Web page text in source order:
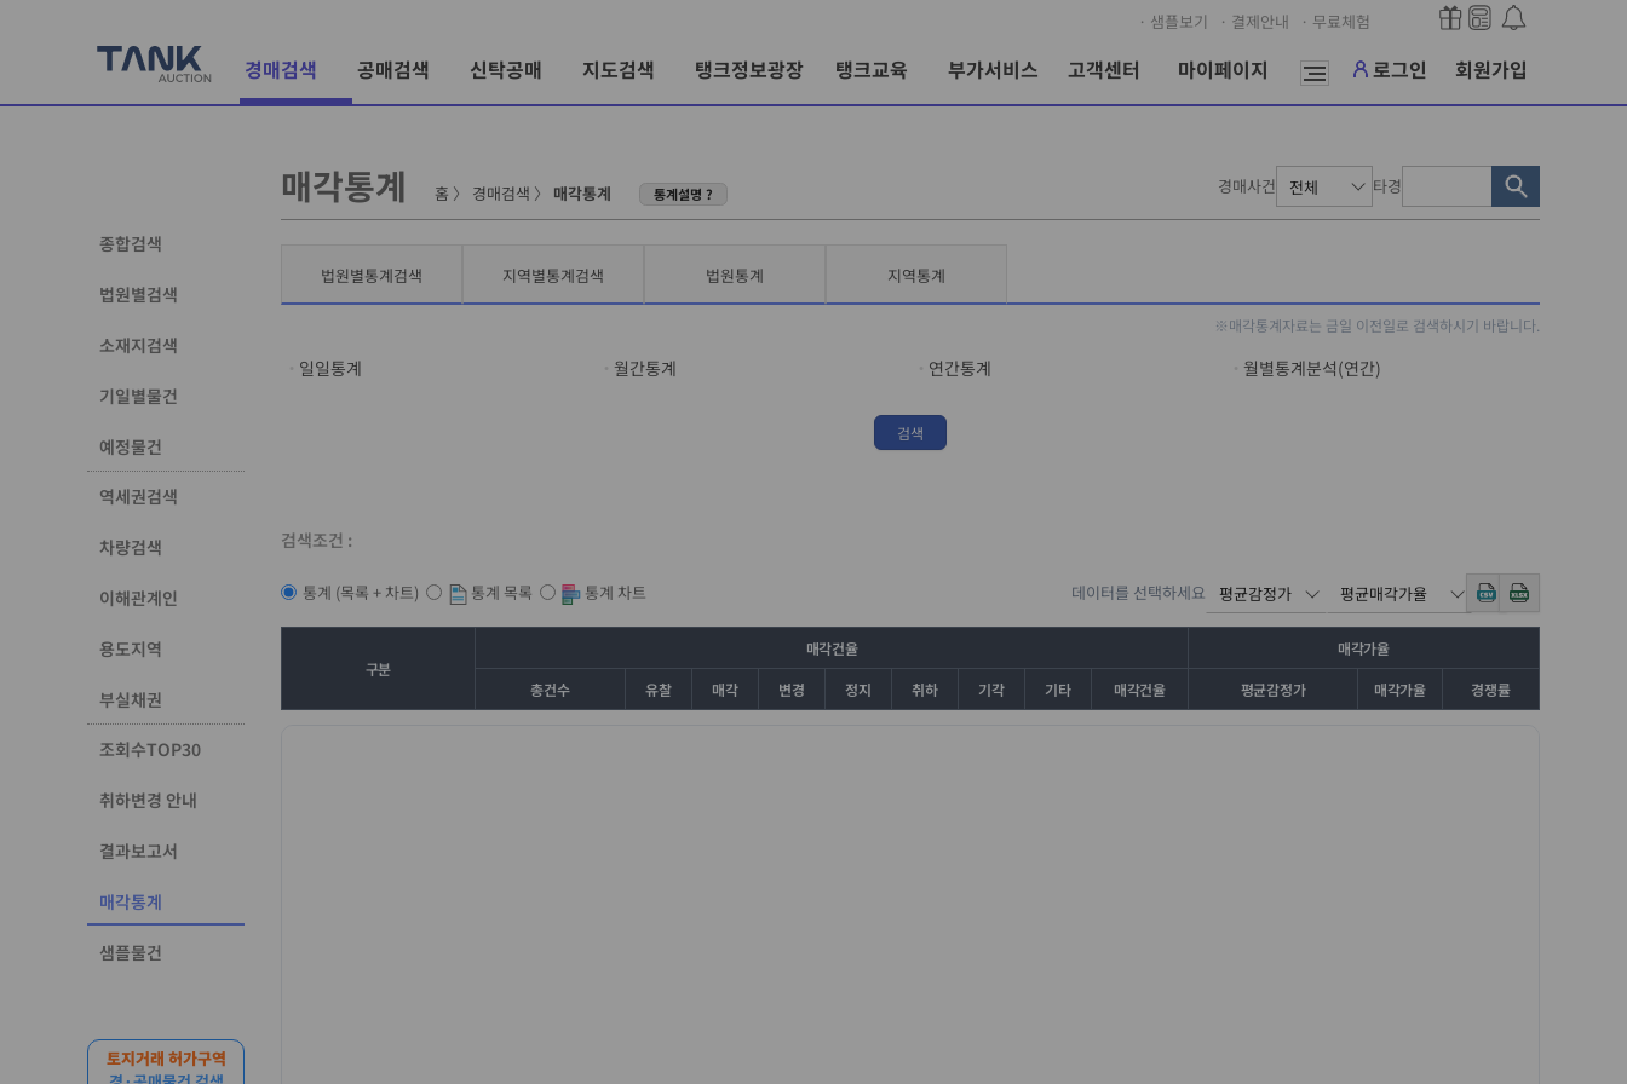
· 샘플보기 · 결제안내 · 무료체험
경매검색 공매검색 신탁공매 지도검색 탱크정보광장 탱크교육 부가서비스 고객센터 마이페이지 로그인 회원가입
종합검색
법원별검색
소재지검색
기일별물건
예정물건
역세권검색
차량검색
이해관계인
용도지역
부실채권
조회수TOP30
취하변경 안내
결과보고서
매각통계
샘플물건
토지거래 허가구역
매각통계 홈 〉 경매검색 〉 매각통계 통계설명 ? 경매사건 타경
법원별통계검색 지역별통계검색 법원통계 지역통계
※매각통계자료는 금일 이전일로 검색하시기 바랍니다.
일일통계 월간통계 연간통계 월별통계분석(연간)
검색
검색조건 :
통계 (목록 + 차트) 통계 목록 통계 차트 데이터를 선택하세요
구분
매각건율
매각가율
총건수
유찰 매각 변경 정지 취하 기각 기타 매각건율 평균감정가 매각가율 경쟁률